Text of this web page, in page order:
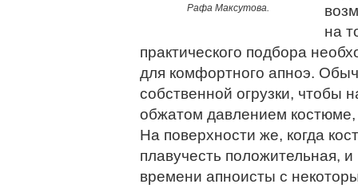
Рафа Максутова.
на
практического подбора
для комфортного апноэ.
собственной огрузки, чтобы
обжатом давлением
На поверхности же, когда
плавучесть положительная,
времени апноисты с